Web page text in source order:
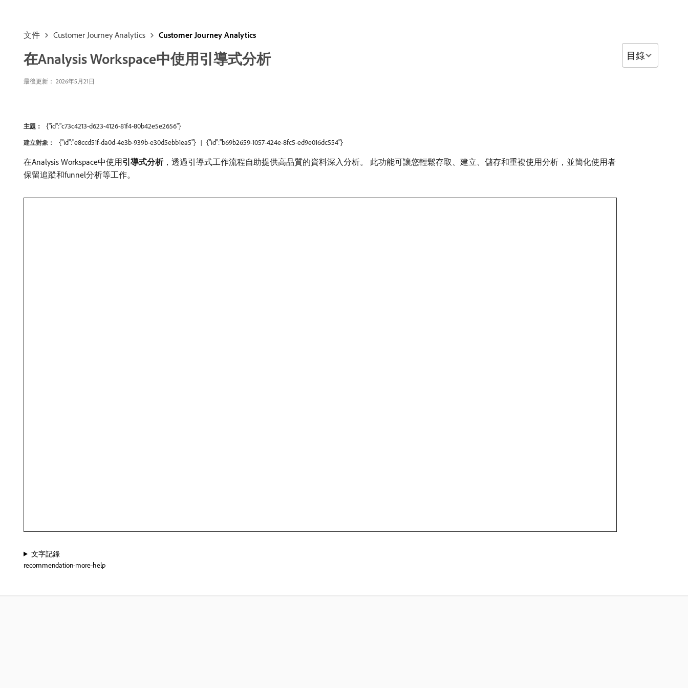
文件 Customer Journey Analytics Customer Journey Analytics
在Analysis Workspace中使用引導式分析
最後更新： 2026年5月21日
主題： {"id":"c73c4213-d623-4126-81f4-80b42e5e2656"}
建立對象： {"id":"e8ccd51f-da0d-4e3b-939b-e30d5ebb1ea5"} {"id":"b69b2659-1057-424e-8fc5-ed9e016dc554"}
在Analysis Workspace中使用​引導式分析，透過引導式工作流程自助提供高品質的資料深入分析。 此功能可讓您輕鬆存取、建立、儲存和重複使用分析，並簡化使用者
保留追蹤和funnel分析等工作。
文字記錄
recommendation-more-help
目錄